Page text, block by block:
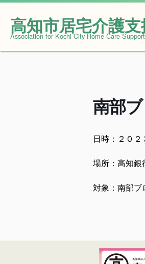
Skip
content
高知市居宅介護
Association for Kochi City Home Care Support
南部
日時：２０
場所：高知銀
対象：南部